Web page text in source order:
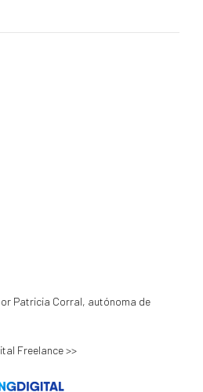
Patricia Corral, autónoma de
Freelance >>